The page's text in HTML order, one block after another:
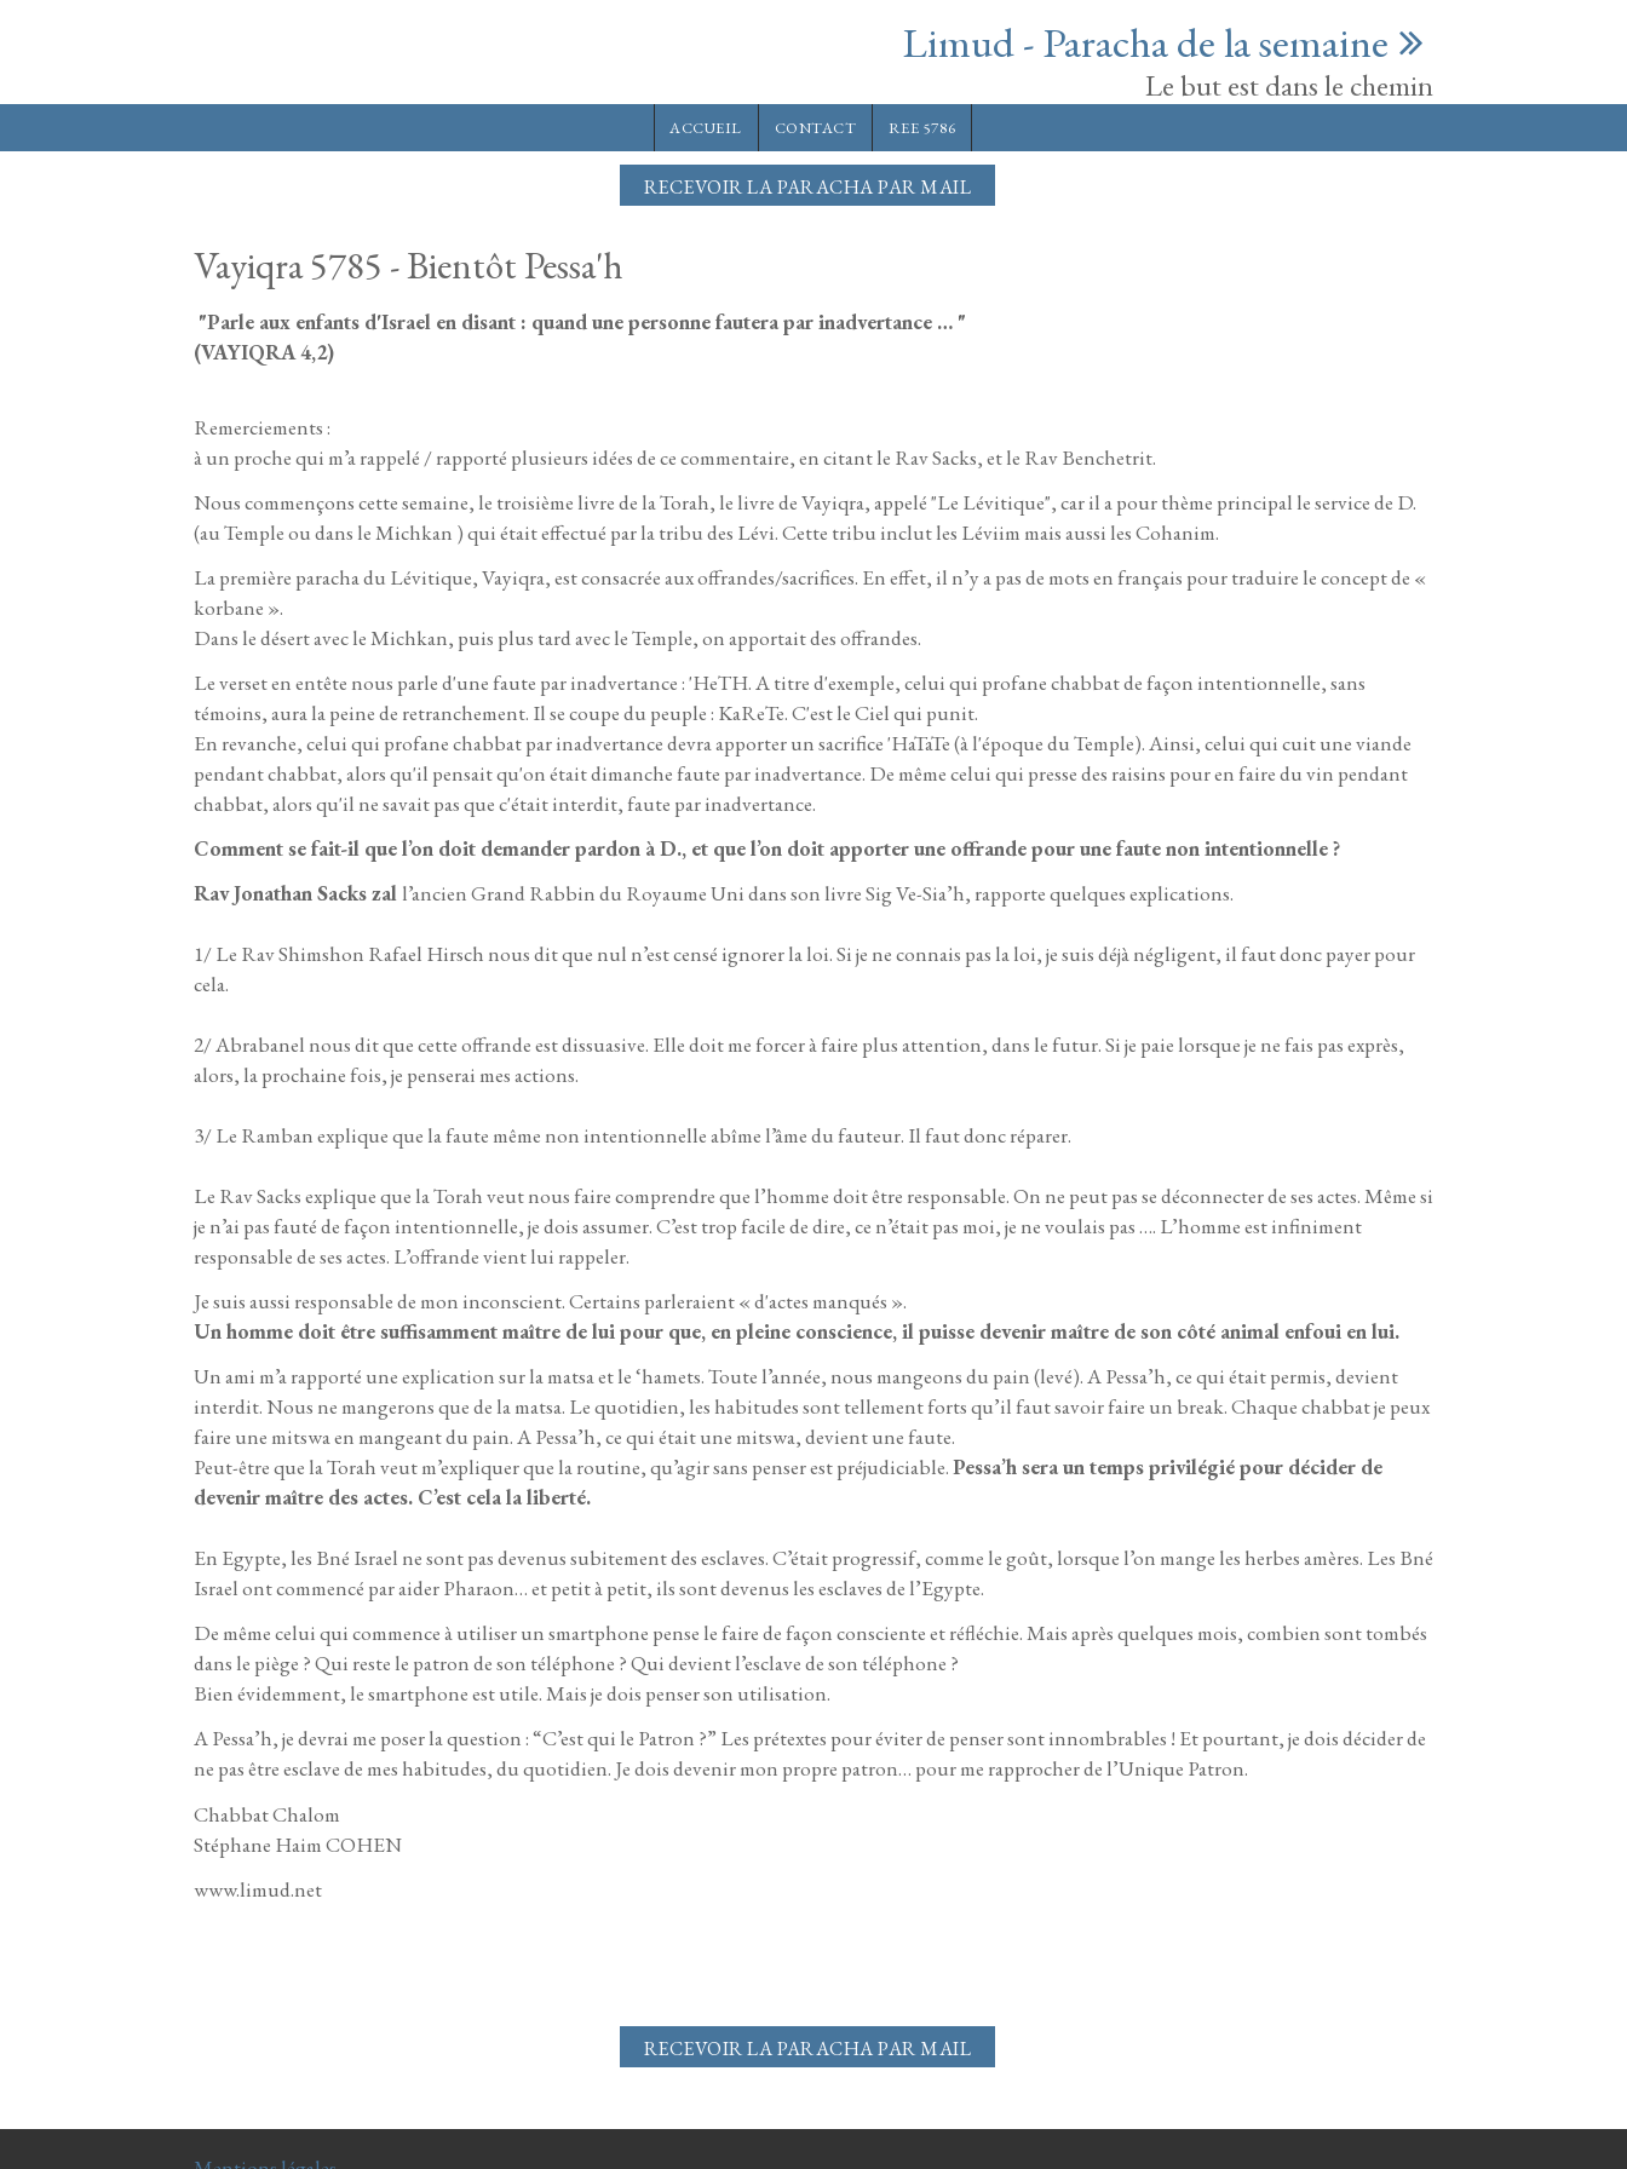
Limud - Paracha de la semaine
Le but est dans le chemin
ACCUEIL CONTACT REE 5786
RECEVOIR LA PARACHA PAR MAIL
Vayiqra 5785 - Bientôt Pessa'h
"Parle aux enfants d'Israel en disant : quand une personne fautera par inadvertance … "
(VAYIQRA 4,2)
Remerciements :
à un proche qui m’a rappelé / rapporté plusieurs idées de ce commentaire, en citant le Rav Sacks, et le Rav Benchetrit.
Nous commençons cette semaine, le troisième livre de la Torah, le livre de Vayiqra, appelé "Le Lévitique", car il a pour thème principal le service de D.
(au Temple ou dans le Michkan ) qui était effectué par la tribu des Lévi. Cette tribu inclut les Léviim mais aussi les Cohanim.
La première paracha du Lévitique, Vayiqra, est consacrée aux offrandes/sacrifices. En effet, il n’y a pas de mots en français pour traduire le concept de «
korbane ».
Dans le désert avec le Michkan, puis plus tard avec le Temple, on apportait des offrandes.
Le verset en entête nous parle d'une faute par inadvertance : 'HeTH. A titre d'exemple, celui qui profane chabbat de façon intentionnelle, sans
témoins, aura la peine de retranchement. Il se coupe du peuple : KaReTe. C'est le Ciel qui punit.
En revanche, celui qui profane chabbat par inadvertance devra apporter un sacrifice 'HaTaTe (à l'époque du Temple). Ainsi, celui qui cuit une viande
pendant chabbat, alors qu'il pensait qu'on était dimanche faute par inadvertance. De même celui qui presse des raisins pour en faire du vin pendant
chabbat, alors qu'il ne savait pas que c'était interdit, faute par inadvertance.
Comment se fait-il que l’on doit demander pardon à D., et que l’on doit apporter une offrande pour une faute non intentionnelle ?
Rav Jonathan Sacks zal l’ancien Grand Rabbin du Royaume Uni dans son livre Sig Ve-Sia’h, rapporte quelques explications.
1/ Le Rav Shimshon Rafael Hirsch nous dit que nul n’est censé ignorer la loi. Si je ne connais pas la loi, je suis déjà négligent, il faut donc payer pour
cela.
2/ Abrabanel nous dit que cette offrande est dissuasive. Elle doit me forcer à faire plus attention, dans le futur. Si je paie lorsque je ne fais pas exprès,
alors, la prochaine fois, je penserai mes actions.
3/ Le Ramban explique que la faute même non intentionnelle abîme l’âme du fauteur. Il faut donc réparer.
Le Rav Sacks explique que la Torah veut nous faire comprendre que l’homme doit être responsable. On ne peut pas se déconnecter de ses actes. Même si
je n’ai pas fauté de façon intentionnelle, je dois assumer. C’est trop facile de dire, ce n’était pas moi, je ne voulais pas …. L’homme est infiniment
responsable de ses actes. L’offrande vient lui rappeler.
Je suis aussi responsable de mon inconscient. Certains parleraient « d'actes manqués ».
Un homme doit être suffisamment maître de lui pour que, en pleine conscience, il puisse devenir maître de son côté animal enfoui en lui.
Un ami m’a rapporté une explication sur la matsa et le ‘hamets. Toute l’année, nous mangeons du pain (levé). A Pessa’h, ce qui était permis, devient
interdit. Nous ne mangerons que de la matsa. Le quotidien, les habitudes sont tellement forts qu’il faut savoir faire un break. Chaque chabbat je peux
faire une mitswa en mangeant du pain. A Pessa’h, ce qui était une mitswa, devient une faute.
Peut-être que la Torah veut m’expliquer que la routine, qu’agir sans penser est préjudiciable.Pessa’h sera un temps privilégié pour décider de
devenir maître des actes. C’est cela la liberté.
En Egypte, les Bné Israel ne sont pas devenus subitement des esclaves. C’était progressif, comme le goût, lorsque l’on mange les herbes amères. Les Bné
Israel ont commencé par aider Pharaon… et petit à petit, ils sont devenus les esclaves de l’Egypte.
De même celui qui commence à utiliser un smartphone pense le faire de façon consciente et réfléchie. Mais après quelques mois, combien sont tombés
dans le piège ? Qui reste le patron de son téléphone ? Qui devient l’esclave de son téléphone ?
Bien évidemment, le smartphone est utile. Mais je dois penser son utilisation.
A Pessa’h, je devrai me poser la question : “C’est qui le Patron ?” Les prétextes pour éviter de penser sont innombrables ! Et pourtant, je dois décider de
ne pas être esclave de mes habitudes, du quotidien. Je dois devenir mon propre patron… pour me rapprocher de l’Unique Patron.
Chabbat Chalom
Stéphane Haim COHEN
www.limud.net
RECEVOIR LA PARACHA PAR MAIL